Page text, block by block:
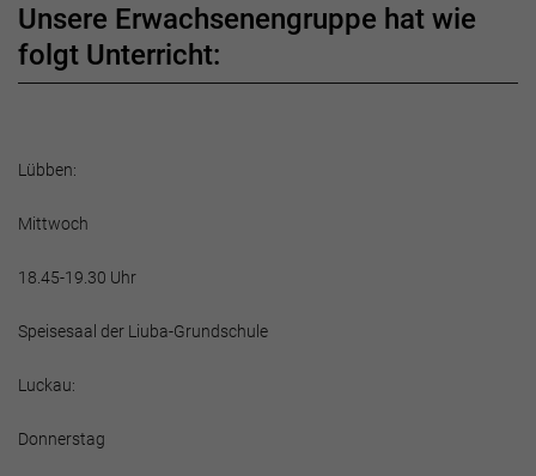
Unsere Erwachsenengruppe hat wie
folgt Unterricht:
Lübben:
Mittwoch
18.45-19.30 Uhr
Speisesaal der Liuba-Grundschule
Luckau:
Donnerstag